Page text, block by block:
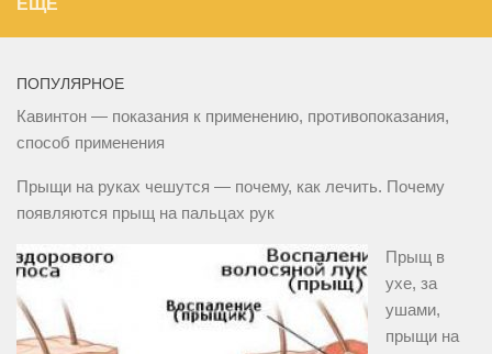
ЕЩЁ
ПОПУЛЯРНОЕ
Кавинтон — показания к применению, противопоказания,
способ применения
Прыщи на руках чешутся — почему, как лечить. Почему
появляются прыщ на пальцах рук
Прыщ в
ухе, за
ушами,
прыщи на